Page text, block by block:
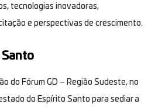
tecnologias inovadoras,
e perspectivas de crescimento.
Santo
do Fórum GD – Região Sudeste, no
do Espírito Santo para sediar a